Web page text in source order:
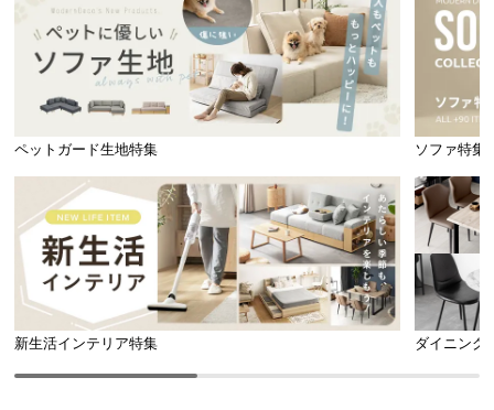
ペットガード生地特集 ソファ特集
新生活インテリア特集 ダイニング